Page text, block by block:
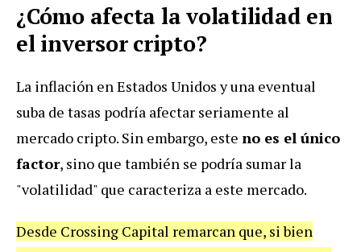
¿Cómo afecta la volatilidad en
el inversor cripto?
La inflación en Estados Unidos y una eventual
suba de tasas podría afectar seriamente al
mercado cripto. Sin embargo, este no es el único
factor, sino que también se podría sumar la
"volatilidad" que caracteriza a este mercado.
Desde Crossing Capital remarcan que, si bien